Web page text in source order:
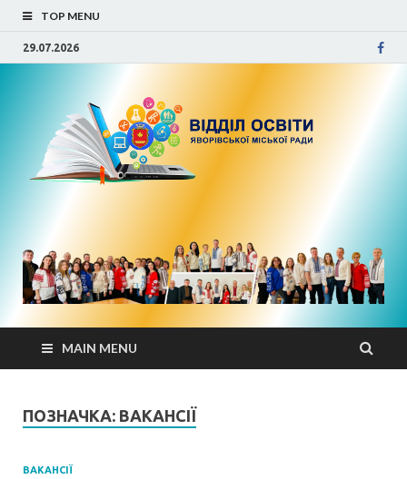
TOP MENU
29.07.2026
MAIN MENU
ПОЗНАЧКА: ВАКАНСІЇ
ВАКАНСІЇ